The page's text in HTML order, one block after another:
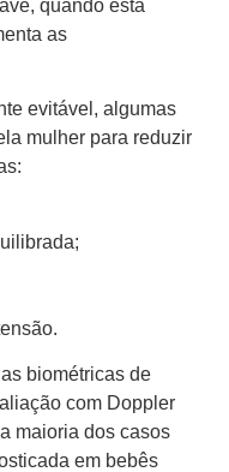
quando está
as
evitável, algumas
mulher para reduzir
biométricas de
com Doppler
maioria dos casos
em bebês